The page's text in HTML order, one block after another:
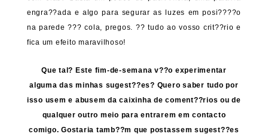
engra??ada e algo para segurar as luzes em posi????o
na parede ??? cola, pregos. ?? tudo ao vosso crit??rio e
fica um efeito maravilhoso!
Que tal? Este fim-de-semana v??o experimentar
alguma das minhas sugest??es? Quero saber tudo por
isso usem e abusem da caixinha de coment??rios ou de
qualquer outro meio para entrarem em contacto
comigo. Gostaria tamb??m que postassem sugest??es